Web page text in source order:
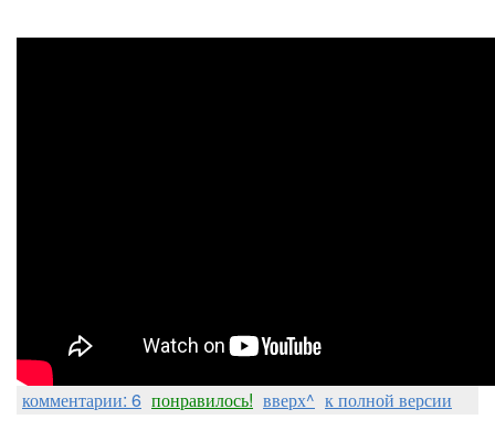
комментарии: 6 понравилось! вверх^ к полной версии